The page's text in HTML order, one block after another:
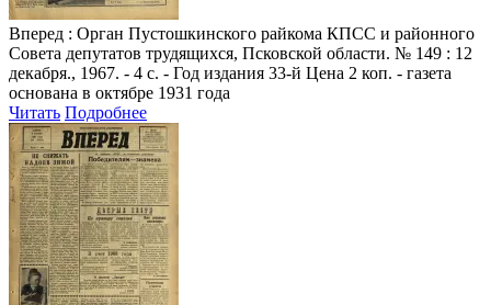
Вперед : Орган Пустошкинского райкома КПСС и районного
Совета депутатов трудящихся, Псковской области. № 149 : 12
декабря., 1967. - 4 с. - Год издания 33-й Цена 2 коп. - газета
основана в октябре 1931 года
Читать Подробнее